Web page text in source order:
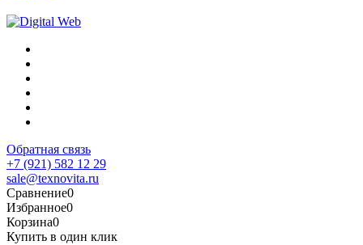
Обратная связь
+7 (921) 582 12 29
sale@texnovita.ru
Сравнение0
Избранное0
Корзина0
Купить в один клик